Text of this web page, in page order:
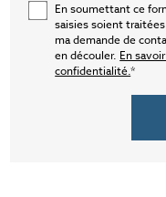
En soumettant ce
saisies soient
ma demande de
en découler. En
confidentialité.*